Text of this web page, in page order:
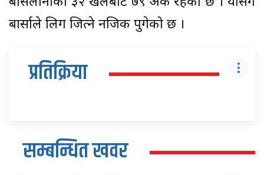
बार्साले लिग जित्ने नजिक पुगेको छ ।
प्रतिक्रिया
सम्बन्धित खवर